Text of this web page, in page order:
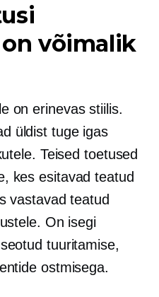
võimalik
on erinevas stiilis.
üldist tuge igas
Teised toetused
kes esitavad teatud
vastavad teatud
On isegi
tuuritamise,
ostmisega.